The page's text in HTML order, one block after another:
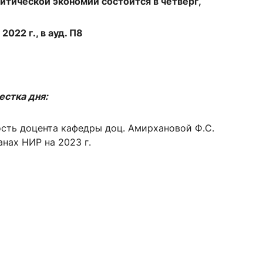
базы
г., в ауд. П8
дня:
доцента кафедры доц. Амирхановой Ф.С.
НИР на 2023 г.